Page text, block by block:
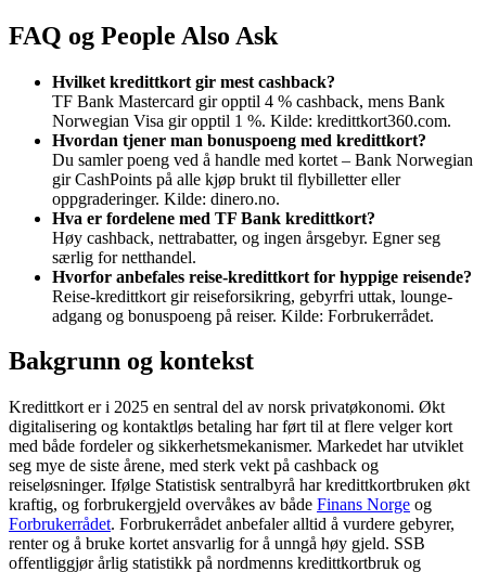
FAQ og People Also Ask
Hvilket kredittkort gir mest cashback?
TF Bank Mastercard gir opptil 4 % cashback, mens Bank
Norwegian Visa gir opptil 1 %. Kilde: kredittkort360.com.
Hvordan tjener man bonuspoeng med kredittkort?
Du samler poeng ved å handle med kortet – Bank Norwegian
gir CashPoints på alle kjøp brukt til flybilletter eller
oppgraderinger. Kilde: dinero.no.
Hva er fordelene med TF Bank kredittkort?
Høy cashback, nettrabatter, og ingen årsgebyr. Egner seg
særlig for netthandel.
Hvorfor anbefales reise-kredittkort for hyppige reisende?
Reise-kredittkort gir reiseforsikring, gebyrfri uttak, lounge-
adgang og bonuspoeng på reiser. Kilde: Forbrukerrådet.
Bakgrunn og kontekst
Kredittkort er i 2025 en sentral del av norsk privatøkonomi. Økt
digitalisering og kontaktløs betaling har ført til at flere velger kort
med både fordeler og sikkerhetsmekanismer. Markedet har utviklet
seg mye de siste årene, med sterk vekt på cashback og
reiseløsninger. Ifølge Statistisk sentralbyrå har kredittkortbruken økt
kraftig, og forbrukergjeld overvåkes av både Finans Norge og
Forbrukerrådet. Forbrukerrådet anbefaler alltid å vurdere gebyrer,
renter og å bruke kortet ansvarlig for å unngå høy gjeld. SSB
offentliggjør årlig statistikk på nordmenns kredittkortbruk og